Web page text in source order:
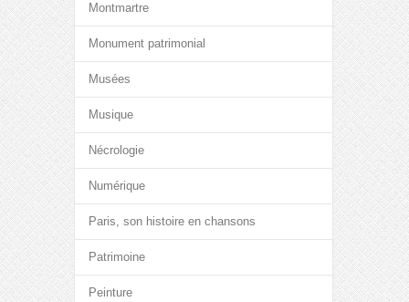
Montmartre
Monument patrimonial
Musées
Musique
Nécrologie
Numérique
Paris, son histoire en chansons
Patrimoine
Peinture